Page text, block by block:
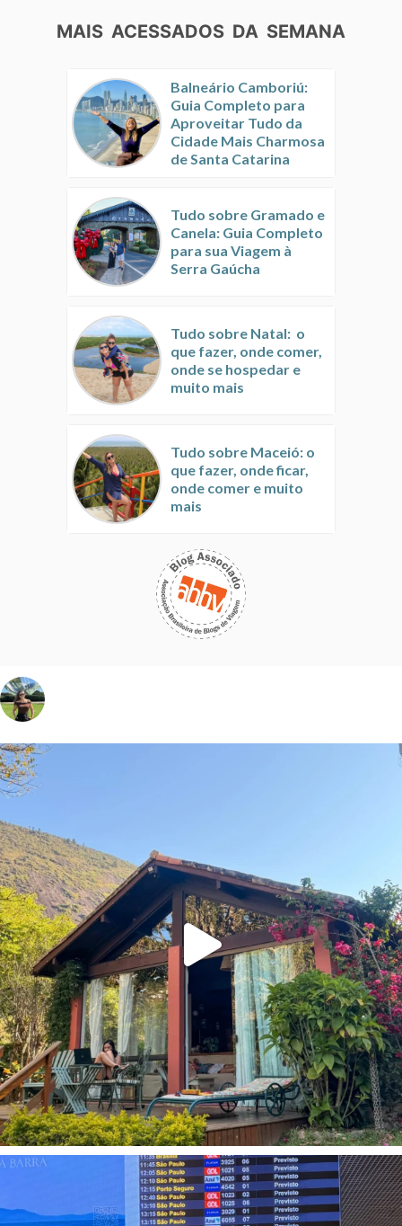
MAIS ACESSADOS DA SEMANA
Balneário Camboriú:
Guia Completo para
Aproveitar Tudo da
Cidade Mais Charmosa
de Santa Catarina
Tudo sobre Gramado e
Canela: Guia Completo
para sua Viagem à
Serra Gaúcha
Tudo sobre Natal: o
que fazer, onde comer,
onde se hospedar e
muito mais
Tudo sobre Maceió: o
que fazer, onde ficar,
onde comer e muito
mais